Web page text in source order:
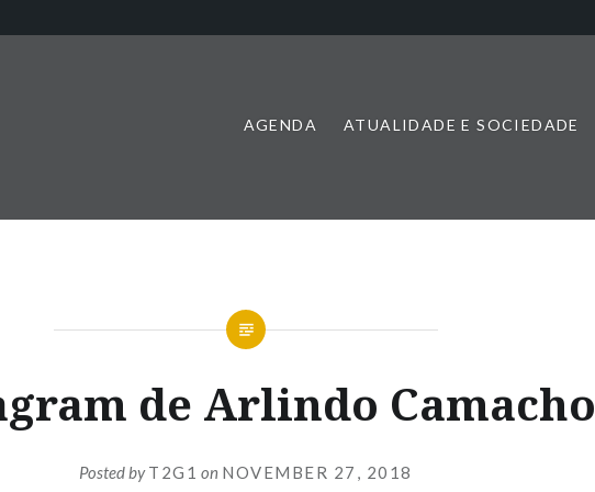
AGENDA ATUALIDADE E SOCIEDADE
de Arlindo Camacho
Posted byT2G1 on NOVEMBER 27, 2018